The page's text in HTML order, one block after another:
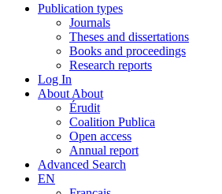
Publication types
Journals
Theses and dissertations
Books and proceedings
Research reports
Log In
About About
Érudit
Coalition Publica
Open access
Annual report
Advanced Search
EN